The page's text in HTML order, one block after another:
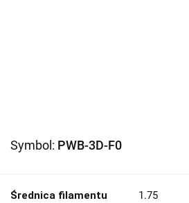
Symbol: PWB-3D-F0
Średnica filamentu 1.75